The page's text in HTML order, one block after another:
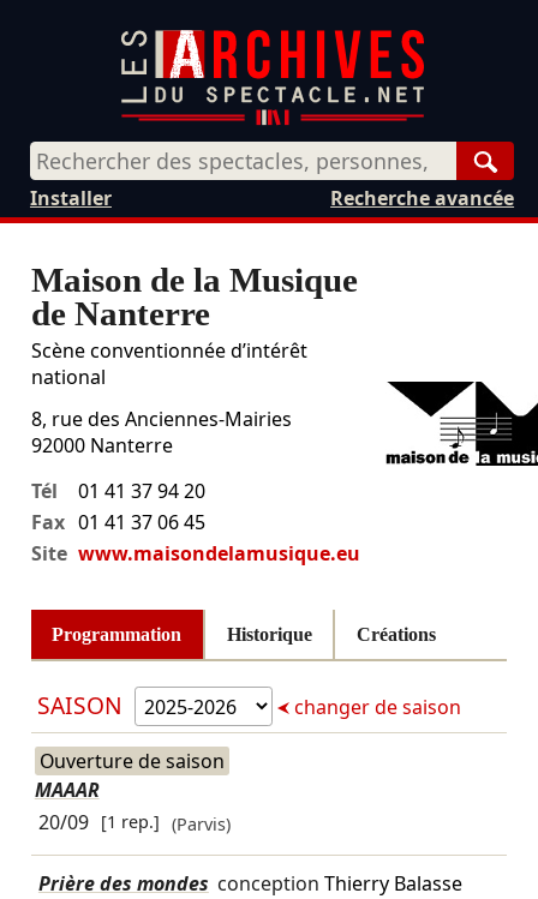
Recherche avancée
Installer
Maison de la Musique
de Nanterre
Scène conventionnée d’intérêt
national
8, rue des Anciennes-Mairies
92000 Nanterre
Tél
01 41 37 94 20
Fax 01 41 37 06 45
Site www.maisondelamusique.eu
Programmation Historique Créations
SAISON changer de saison
Ouverture de saison
MAAAR
20/09 [1 rep.] (Parvis)
Prière des mondes conception Thierry Balasse